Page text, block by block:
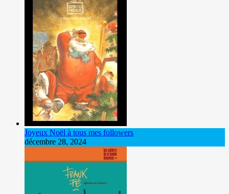
Joyeux Noël à tous mes followers
décembre 28, 2024